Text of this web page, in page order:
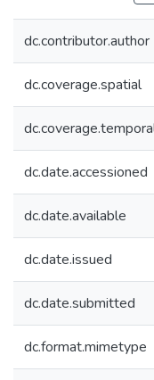
dc.contributor.author
dc.coverage.spatial
dc.date.accessioned
dc.date.available
dc.date.issued
dc.date.submitted
dc.format.mimetype